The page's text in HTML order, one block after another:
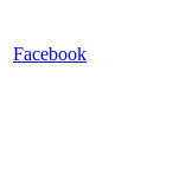
Facebook